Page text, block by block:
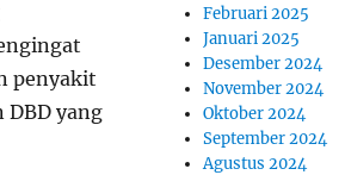
penyakit
yang
Februari 2025
Januari 2025
Desember 2024
November 2024
Oktober 2024
September 2024
Agustus 2024